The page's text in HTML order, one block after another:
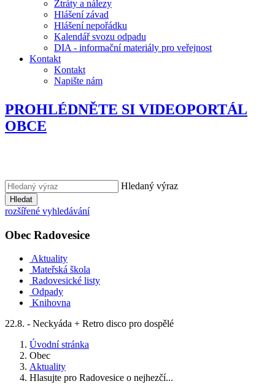
Ztráty a nálezy
Hlášení závad
Hlášení nepořádku
Kalendář svozu odpadu
DIA - informační materiály pro veřejnost
Kontakt
Kontakt
Napište nám
PROHLÉDNĚTE SI VIDEOPORTÁL
OBCE
Hledaný výraz
Hledat
rozšířené vyhledávání
Obec Radovesice
Aktuality
Mateřská škola
Radovesické listy
Odpady
Knihovna
22.8. - Neckyáda + Retro disco pro dospělé
Úvodní stránka
Obec
Aktuality
Hlasujte pro Radovesice o nejhezčí...